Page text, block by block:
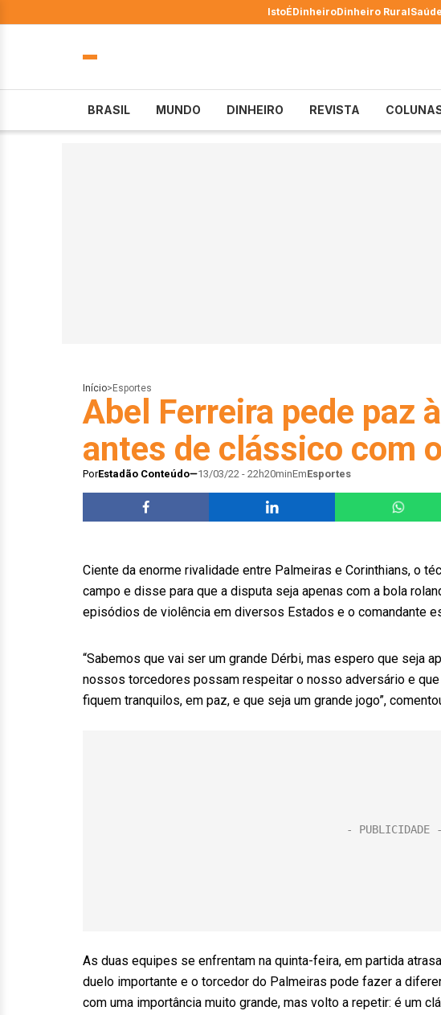
IstoÉDinheiroDinheiro RuralSaúde
BRASIL MUNDO DINHEIRO REVISTA
Início> Esportes
Abel Ferreira pede paz
antes de clássico com
PorEstadão Conteúdo 13/03/22 - 22h20minEmEsportes
Ciente da enorme rivalidade entre Palmeiras e Corinthians, o
campo e disse para que a disputa seja apenas com a bola
episódios de violência em diversos Estados e o comandante
“Sabemos que vai ser um grande Dérbi, mas espero que seja
nossos torcedores possam respeitar o nosso adversário e que
fiquem tranquilos, em paz, e que seja um grande jogo”,
As duas equipes se enfrentam na quinta-feira, em partida
duelo importante e o torcedor do Palmeiras pode fazer a
com uma importância muito grande, mas volto a repetir: é um